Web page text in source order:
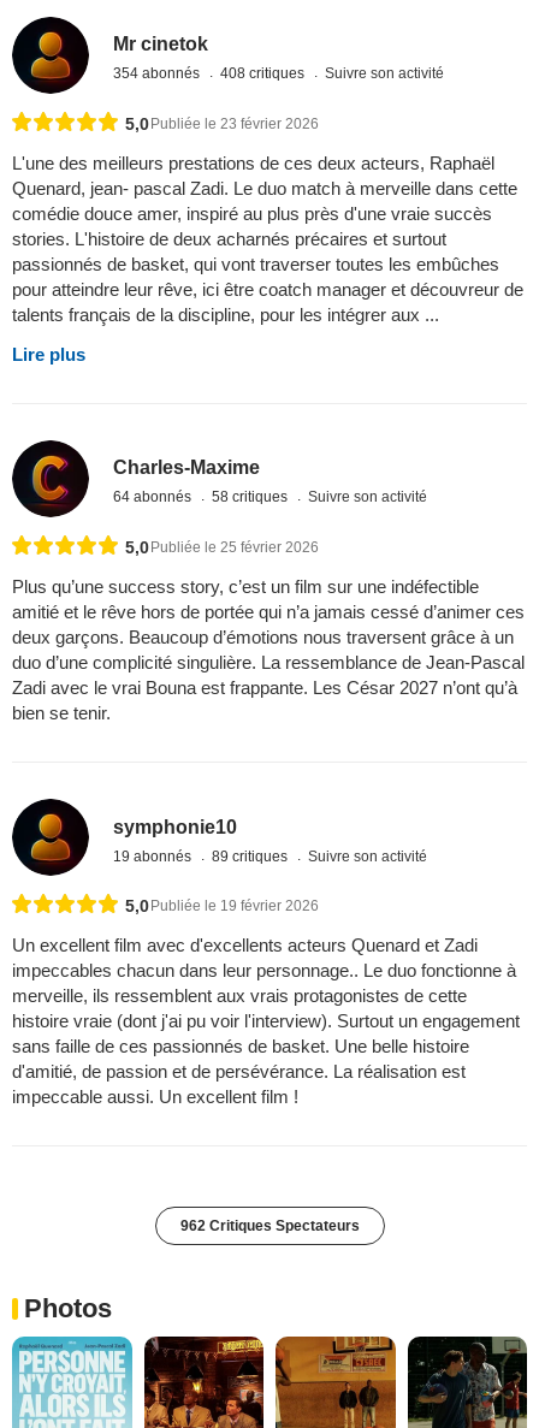
Mr cinetok
354 abonnés 408 critiques Suivre son activité
5,0Publiée le 23 février 2026
L'une des meilleurs prestations de ces deux acteurs, Raphaël
Quenard, jean- pascal Zadi. Le duo match à merveille dans cette
comédie douce amer, inspiré au plus près d'une vraie succès
stories. L'histoire de deux acharnés précaires et surtout
passionnés de basket, qui vont traverser toutes les embûches
pour atteindre leur rêve, ici être coatch manager et découvreur de
talents français de la discipline, pour les intégrer aux ...
Lire plus
Charles-Maxime
64 abonnés 58 critiques Suivre son activité
5,0 Publiée le 25 février 2026
Plus qu’une success story, c’est un film sur une indéfectible
amitié et le rêve hors de portée qui n’a jamais cessé d’animer ces
deux garçons. Beaucoup d’émotions nous traversent grâce à un
duo d’une complicité singulière. La ressemblance de Jean-Pascal
Zadi avec le vrai Bouna est frappante. Les César 2027 n’ont qu’à
bien se tenir.
symphonie10
19 abonnés 89 critiques Suivre son activité
5,0 Publiée le 19 février 2026
Un excellent film avec d'excellents acteurs Quenard et Zadi
impeccables chacun dans leur personnage.. Le duo fonctionne à
merveille, ils ressemblent aux vrais protagonistes de cette
histoire vraie (dont j'ai pu voir l'interview). Surtout un engagement
sans faille de ces passionnés de basket. Une belle histoire
d'amitié, de passion et de persévérance. La réalisation est
impeccable aussi. Un excellent film !
962 Critiques Spectateurs
Photos